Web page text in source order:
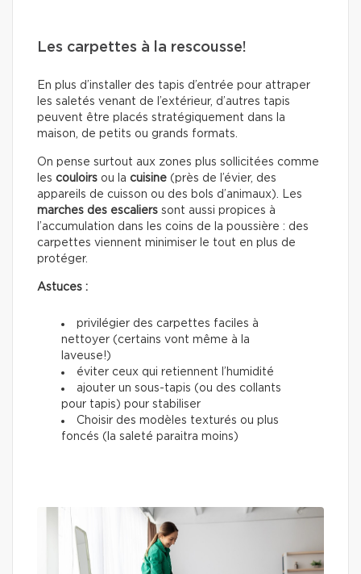
Les carpettes à la rescousse!
En plus d’installer des tapis d’entrée pour attraper
les saletés venant de l’extérieur, d’autres tapis
peuvent être placés stratégiquement dans la
maison, de petits ou grands formats.
On pense surtout aux zones plus sollicitées comme
les couloirs ou la cuisine (près de l’évier, des
appareils de cuisson ou des bols d’animaux). Les
marches des escaliers sont aussi propices à
l’accumulation dans les coins de la poussière : des
carpettes viennent minimiser le tout en plus de
protéger.
Astuces :
privilégier des carpettes faciles à
nettoyer (certains vont même à la
laveuse!)
éviter ceux qui retiennent l’humidité
ajouter un sous-tapis (ou des collants
pour tapis) pour stabiliser
Choisir des modèles texturés ou plus
foncés (la saleté paraitra moins)